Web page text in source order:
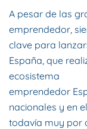
A pesar de las
emprendedor,
clave para
España, que
ecosistema
emprendedor
nacionales y en
todavía muy por